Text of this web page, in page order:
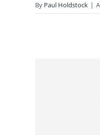
By Paul Holdstock |